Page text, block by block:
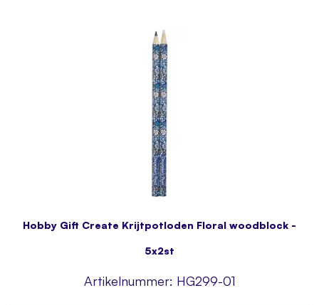
Hobby Gift Create Krijtpotloden Floral woodblock -
5x2st
Artikelnummer: HG299-01